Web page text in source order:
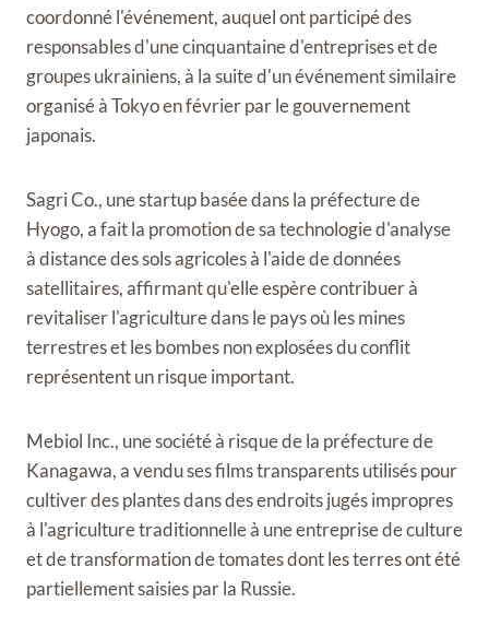
coordonné l'événement, auquel ont participé des
responsables d'une cinquantaine d'entreprises et de
groupes ukrainiens, à la suite d'un événement similaire
organisé à Tokyo en février par le gouvernement
japonais.
Sagri Co., une startup basée dans la préfecture de
Hyogo, a fait la promotion de sa technologie d'analyse
à distance des sols agricoles à l'aide de données
satellitaires, affirmant qu'elle espère contribuer à
revitaliser l'agriculture dans le pays où les mines
terrestres et les bombes non explosées du conflit
représentent un risque important.
Mebiol Inc., une société à risque de la préfecture de
Kanagawa, a vendu ses films transparents utilisés pour
cultiver des plantes dans des endroits jugés impropres
à l'agriculture traditionnelle à une entreprise de culture
et de transformation de tomates dont les terres ont été
partiellement saisies par la Russie.